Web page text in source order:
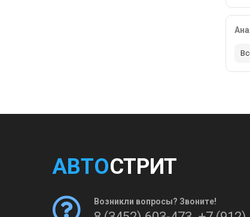
АВТОСТРИТ
Возникли вопросы? Звоните!